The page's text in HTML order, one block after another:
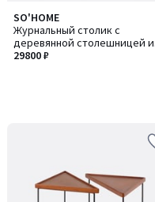
SO'HOME
Журнальный столик с
деревянной столешницей и
шаровидными опорами
29800 ₽